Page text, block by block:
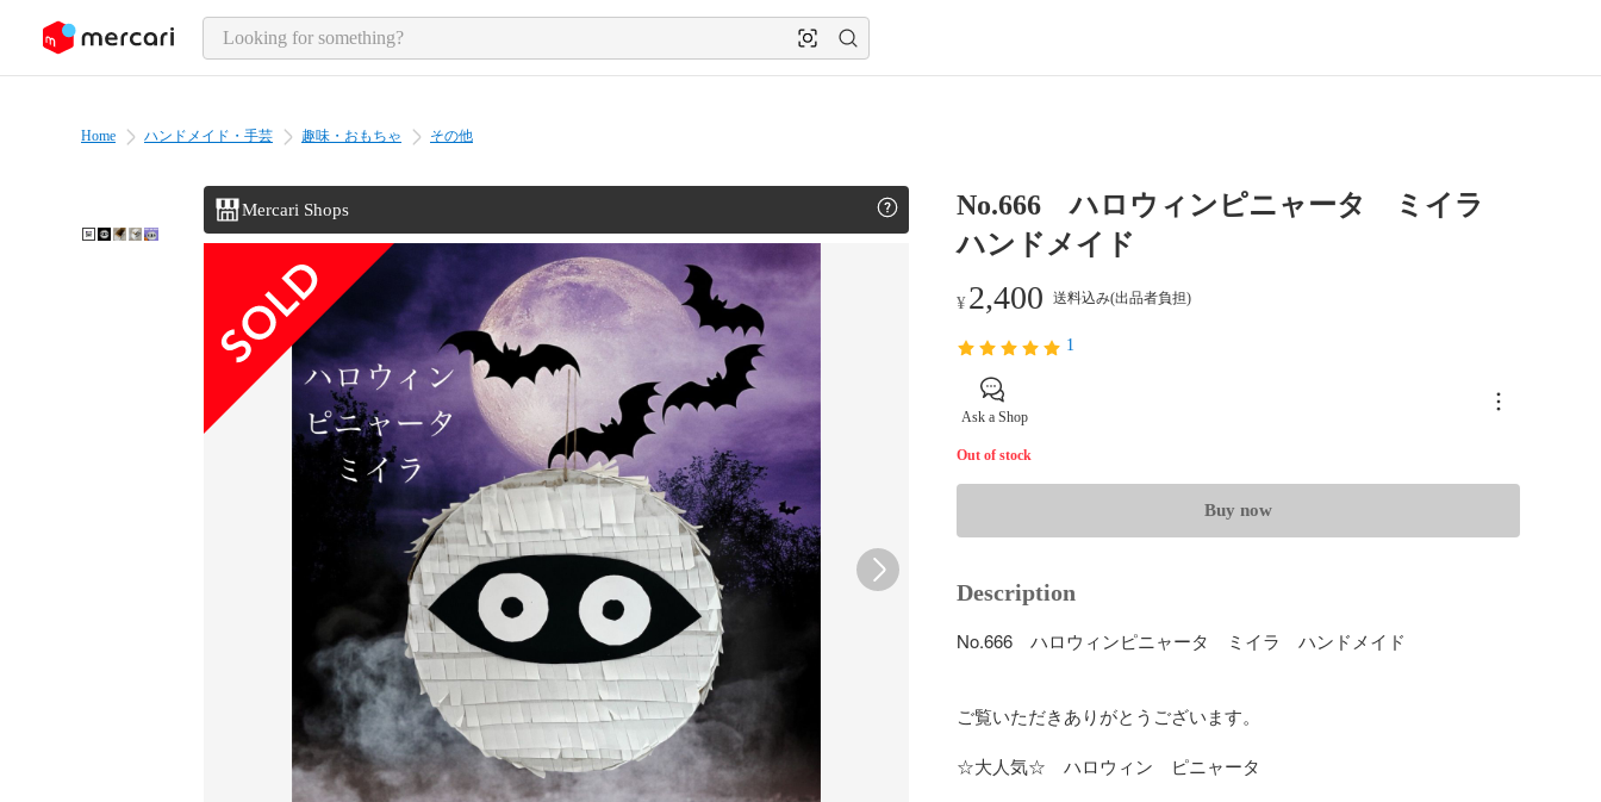
page content
Home ハンドメイド・手芸 趣味・おもちゃ その他
Mercari Shops
No.666 ハロウィンピニャータ ミイラ
ハンドメイド
¥ 2,400 送料込み(出品者負担)
1
Ask a Shop
Out of stock
Buy now
Description
No.666　ハロウィンピニャータ　ミイラ　ハンドメイド
ご覧いただきありがとうございます。
☆大人気☆　ハロウィン　ピニャータ